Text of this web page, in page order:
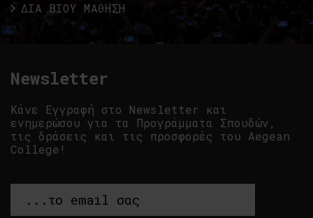
ΔΙΑ ΒΙΟΥ ΜΑΘΗΣΗ
Newsletter
Κάνε Εγγραφή στο Newsletter και
ενημερώσου για τα Προγράμματα Σπουδών,
τις δράσεις και τις προσφορές του Aegean
College!